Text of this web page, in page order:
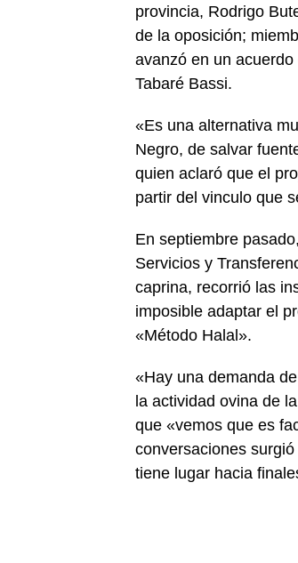
provincia, Rodrigo
de la oposición;
avanzó en un
Tabaré Bassi.
«Es una alternativa
Negro, de salvar
quien aclaró que el
partir del vinculo que
En septiembre
Servicios y
caprina, recorrió las
imposible adaptar el
«Método Halal».
«Hay una demanda
la actividad ovina de
que «vemos que es
conversaciones
tiene lugar hacia